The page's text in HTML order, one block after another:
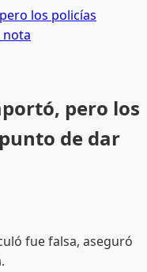
los policías
nota
pero los
de dar
fue falsa, aseguró